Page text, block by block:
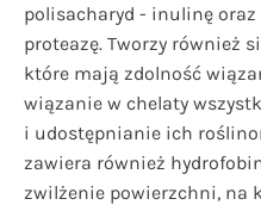
polisacharyd - inulinę oraz
proteazę. Tworzy również
które mają zdolność
wiązanie w chelaty
i udostępnianie ich
zawiera również
zwilżenie powierzchni, na